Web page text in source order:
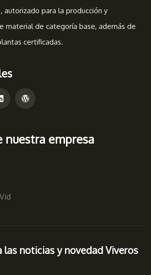
, autorizado para la producción y
material de categoría base, además de
certificadas.
nuestra empresa
las noticias y novedad Viveros